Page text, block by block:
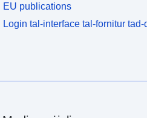
EU publications
Login tal-interface tal-fornitur tad-